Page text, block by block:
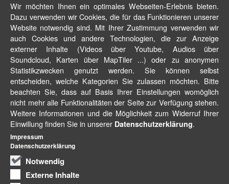
Wir möchten Ihnen ein optimales Webseiten-Erlebnis bieten.
Dazu verwenden wir Cookies, die für das Funktionieren unserer
Website notwendig sind. Mit Ihrer Zustimmung verwenden wir
auch Cookies und andere Technologien, die zur Anzeige
externer Inhalte (Videos über Youtube, Audios über
Soundcloud, Karten über MapTiler ...) oder zu anonymen
Statistikzwecken genutzt werden. Sie können selbst
entscheiden, welche Kategorien Sie zulassen möchten. Bitte
beachten Sie, dass auf Basis Ihrer Einstellungen womöglich
nicht mehr alle Funktionalitäten der Seite zur Verfügung stehen.
Weitere Informationen und die Möglichkeit zum Widerruf Ihrer
Einwillung finden Sie in unserer Datenschutzerklärung.
Notwendig
Externe Inhalte
Impressum
Datenschutzerklärung